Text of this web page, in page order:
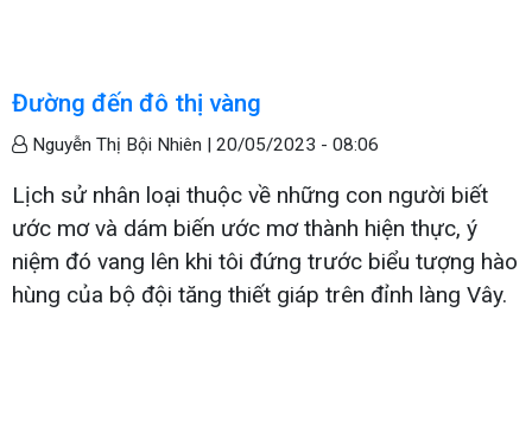
Đường đến đô thị vàng
Nguyễn Thị Bội Nhiên | 20/05/2023 - 08:06
Lịch sử nhân loại thuộc về những con người biết
ước mơ và dám biến ước mơ thành hiện thực, ý
niệm đó vang lên khi tôi đứng trước biểu tượng hào
hùng của bộ đội tăng thiết giáp trên đỉnh làng Vây.